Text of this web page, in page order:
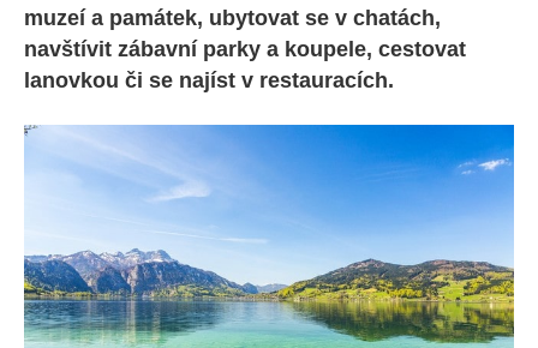
muzeí a památek, ubytovat se v chatách,
navštívit zábavní parky a koupele, cestovat
lanovkou či se najíst v restauracích.